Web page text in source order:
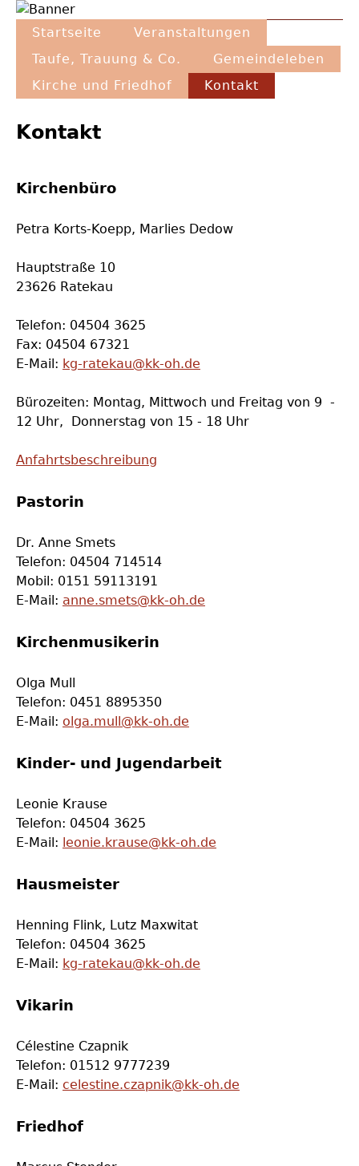
Direkt
Hauptnavigation
Startseite
Veranstaltungen
Taufe, Trauung & Co.
Gemeindeleben
Kirche und Friedhof
Kontakt
to
Kontakt
Kirchenbüro
Petra Korts-Koepp, Marlies Dedow
Hauptstraße 10
23626 Ratekau
Telefon: 04504 3625
Fax: 04504 67321
E-Mail: kg-ratekau@kk-oh.de
Bürozeiten: Montag, Mittwoch und Freitag von 9 -
12 Uhr, Donnerstag von 15 - 18 Uhr
Anfahrtsbeschreibung
Pastorin
Dr. Anne Smets
Telefon: 04504 714514
Mobil: 0151 59113191
E-Mail: anne.smets@kk-oh.de
Kirchenmusikerin
Olga Mull
Telefon: 0451 8895350
E-Mail: olga.mull@kk-oh.de
Kinder- und Jugendarbeit
Leonie Krause
Telefon: 04504 3625
E-Mail: leonie.krause@kk-oh.de
Hausmeister
Henning Flink, Lutz Maxwitat
Telefon: 04504 3625
E-Mail: kg-ratekau@kk-oh.de
Vikarin
Célestine Czapnik
Telefon: 01512 9777239
E-Mail: celestine.czapnik@kk-oh.de
Friedhof